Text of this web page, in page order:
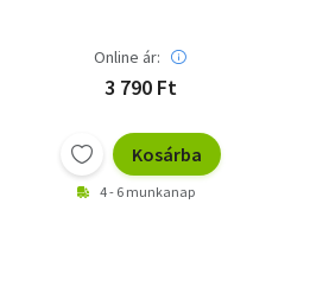
Online ár:
3 790 Ft
Kosárba
4 - 6 munkanap